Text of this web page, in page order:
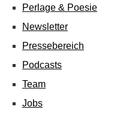
Perlage & Poesie
Newsletter
Pressebereich
Podcasts
Team
Jobs